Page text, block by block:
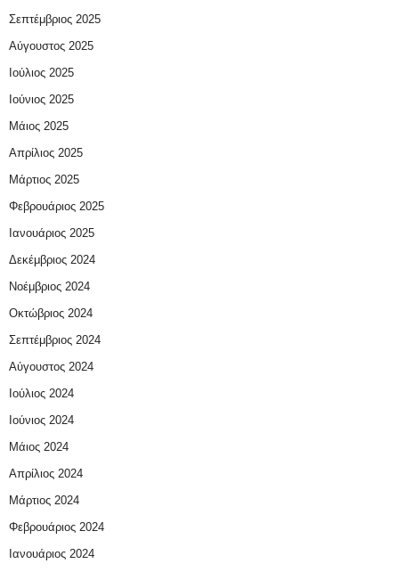
Σεπτέμβριος 2025
Αύγουστος 2025
Ιούλιος 2025
Ιούνιος 2025
Μάιος 2025
Απρίλιος 2025
Μάρτιος 2025
Φεβρουάριος 2025
Ιανουάριος 2025
Δεκέμβριος 2024
Νοέμβριος 2024
Οκτώβριος 2024
Σεπτέμβριος 2024
Αύγουστος 2024
Ιούλιος 2024
Ιούνιος 2024
Μάιος 2024
Απρίλιος 2024
Μάρτιος 2024
Φεβρουάριος 2024
Ιανουάριος 2024